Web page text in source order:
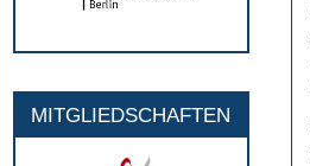
MITGLIEDSCHAFTEN